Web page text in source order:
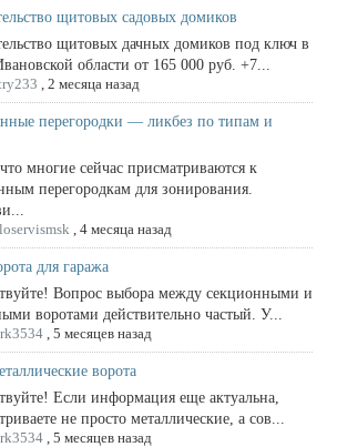
щитовых садовых домиков
щитовых дачных домиков под ключ в
области от 165 000 руб. +7...
, 2 месяца назад
перегородки — ликбез по типам и
многие сейчас присматриваются к
перегородкам для зонирования.
, 4 месяца назад
для гаража
Вопрос выбора между секционными и
воротами действительно частый. У...
, 5 месяцев назад
ворота
Если информация еще актуальна,
не просто металлические, а сов...
, 5 месяцев назад